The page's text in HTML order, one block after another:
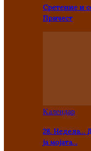
Сретение и
Причест
Kалендар
28. Недела…
ја мојата…